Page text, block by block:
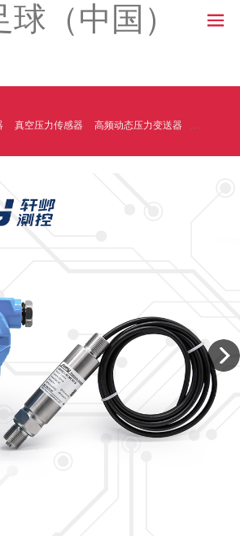
（中国）
真空压力传感器 高频动态压力变送器 温压一体